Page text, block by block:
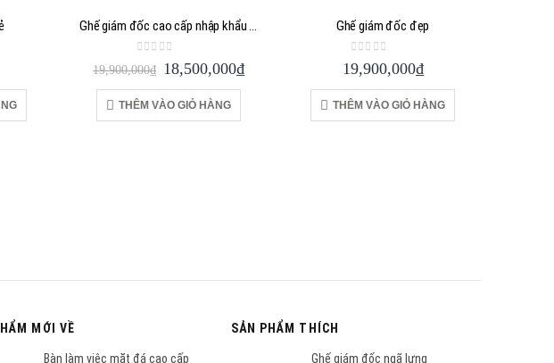
Ghế giám đốc cao cấp nhập khẩu tại TPHCM
0 out of 5
19,900,000₫ Giá
là:
19,900,000₫.
18,500,000₫Giá
THÊM VÀO GIỎ HÀNG
Ghế giám đốc đẹp
0out of 5
19,900,000₫
THÊM VÀO GIỎ HÀNG
MỚI VỀ
Bàn làm việc mặt đá cao cấp
SẢN PHẨM THÍCH
Ghế giám đốc ngã lưng